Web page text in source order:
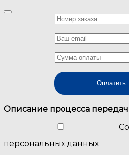
Оплатить
Описание процесса
персональных данных